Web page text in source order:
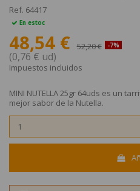
Ref. 64417
En estoc
48,54 € 52,20 € -7%
(0,76 € ud)
Impuestos incluidos
MINI NUTELLA 25gr 64uds es un
mejor sabor de la Nutella.